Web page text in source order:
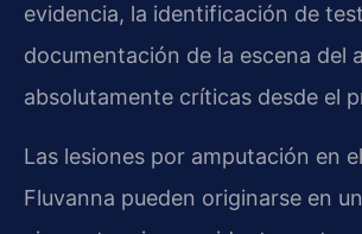
evidencia, la identificación de
documentación de la escena del
absolutamente críticas desde el
Las lesiones por amputación en
Fluvanna pueden originarse en